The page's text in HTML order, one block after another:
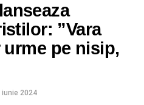
”Vara
urme pe nisip,
iunie 2024